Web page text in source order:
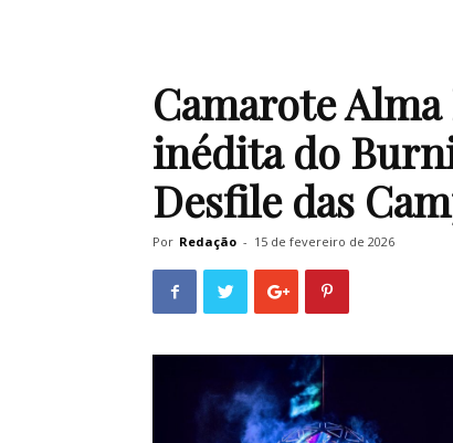
Camarote
inédita do
Desfile das
Por Redação - 15 de fevereiro de 2026